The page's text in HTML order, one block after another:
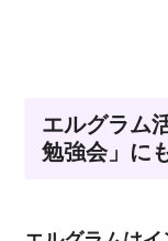
エルグラム
勉強会」に